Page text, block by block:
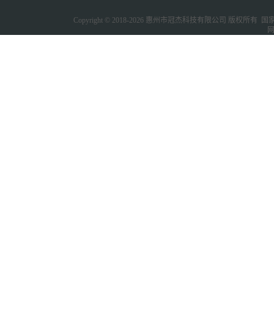
Copyright © 2018-2026 惠州市冠杰科技有限公司
版权所有 国